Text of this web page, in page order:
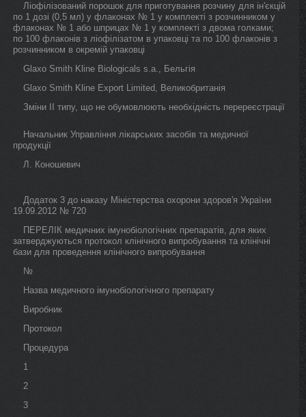
Ліофілізований порошок для приготування розчину для ін'єкцій
по 1 дозі (0,5 мл) у флаконах № 1 у комплекті з розчинником у
флаконах № 1 або шприцах № 1 у комплекті з двома голками;
по 100 флаконів з ліофілізатом в упаковці та по 100 флаконів з
розчинником в окремій упаковці
Glaxo Smith Kline Biologicals s.a., Бельгія
Glaxo Smith Kline Export Limited, Великобританія
Зміни II типу, що не обумовлюють необхідність перереєстрації
Начальник Управління лікарських засобів та медичної
продукції
Л. Коношевич
Додаток 3 до наказу Міністерства охорони здоров'я України
19.09.2012 № 720
ПЕРЕЛІК медичних імунобіологічних препаратів, для яких
затверджуються протокол клінічного випробування та клінічні
бази для проведення клінічного випробування
№
Назва медичного імунобіологічного препарату
Виробник
Протокол
Процедура
1
2
3